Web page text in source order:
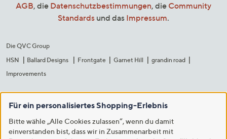
AGB, die Datenschutzbestimmungen, die Community
Standards und das Impressum.
Die QVC Group
HSN
Ballard Designs Frontgate Garnet Hill
grandin road
Improvements
Für ein personalisiertes Shopping-Erlebnis
Bitte wähle „Alle Cookies zulassen“, wenn du damit
einverstanden bist, dass wir in Zusammenarbeit mit